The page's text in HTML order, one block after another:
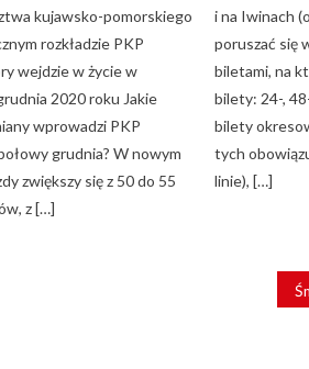
kujawsko-pomorskiego
rozkładzie PKP
wejdzie w życie w
2020 roku Jakie
wprowadzi PKP
grudnia? W nowym
zwiększy się z 50 do 55
z […]
i na Iwinach
poruszać się
biletami, na
bilety: 24-,
bilety
tych
linie), […]